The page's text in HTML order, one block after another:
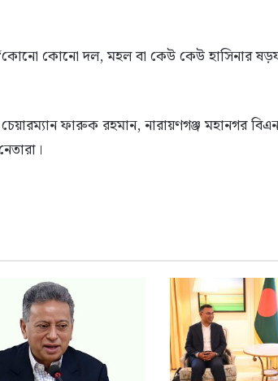
কোনো দল, মহল বা কেউ কেউ হাসিনার
ফারুক রহমান, নারায়ণগঞ্জ মহানগর